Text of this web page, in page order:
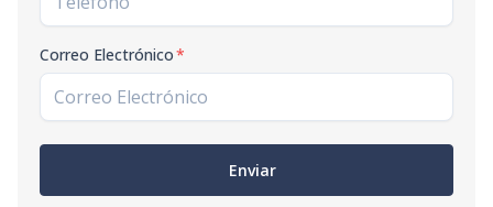
Correo Electrónico*
Enviar